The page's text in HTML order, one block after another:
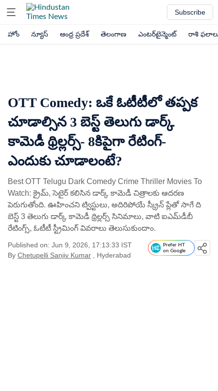
Subscribe
హోం న్యూస్ ఆంధ్ర ప్రదేశ్ తెలంగాణ ఎంటర్‌టైన్మెంట్ రాశి
OTT Comedy: ఒకే ఓటీటీలో తప్పక
చూడాల్సిన 3 బెస్ట్ తెలుగు డార్క్
కామెడీ థ్రిల్లర్స్- 8కిపైగా రేటింగ్-
ఎందుకు చూడాలంటే?
Best OTT Telugu Dark Comedy Crime Thriller Movies To
Watch: క్రైమ్, సెటైర్ కలిసిన డార్క్ కామెడీ చిత్రాలకు ఆదరణ
పెరుగుతోంది. ఊహించని ట్విస్టులు, అదిరిపోయే స్క్రీన్ ప్లేతో సాగే ది
బెస్ట్ 3 తెలుగు డార్క్ కామెడీ థ్రిల్లర్స్ సినిమాలు, వాటి ఐఎమ్‌డీబీ
రేటింగ్స్, ఓటీటీ స్ట్రీమింగ్ వివరాలు తెలుసుకుందాం.
Published on: Jun 9, 2026, 17:13:33 IST
By Chetupelli Sanjiv Kumar , Hyderabad
Prefer HT
on Google